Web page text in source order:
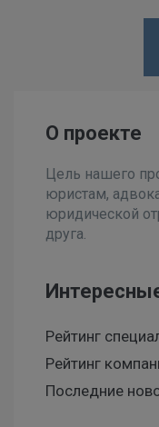
О проекте
Цель нашего
юристам,
юридической
друга.
Рейтинг
Рейтинг
Последние